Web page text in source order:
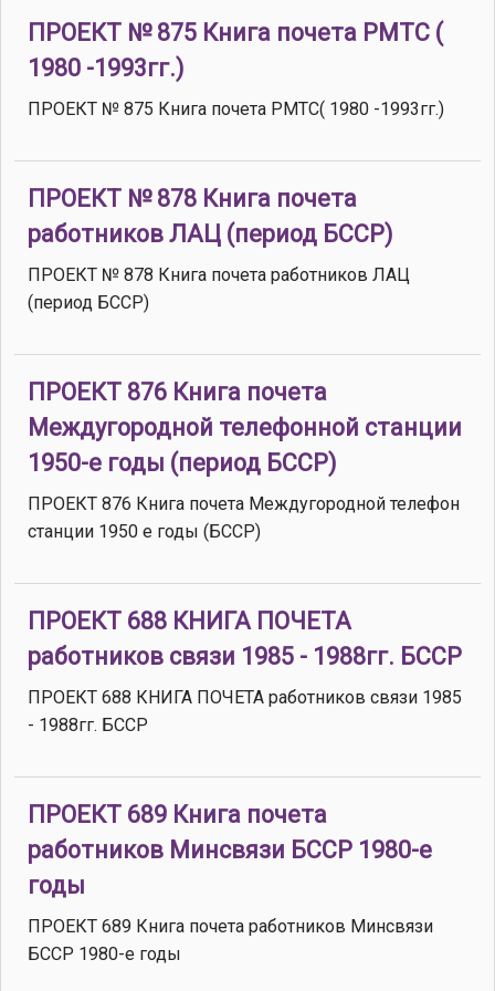
ПРОЕКТ № 875 Книга почета РМТС (
1980 -1993гг.)
ПРОЕКТ № 875 Книга почета РМТС( 1980 -1993гг.)
ПРОЕКТ № 878 Книга почета
работников ЛАЦ (период БССР)
ПРОЕКТ № 878 Книга почета работников ЛАЦ
(период БССР)
ПРОЕКТ 876 Книга почета
Междугородной телефонной станции
1950-е годы (период БССР)
ПРОЕКТ 876 Книга почета Междугородной телефон
станции 1950 е годы (БССР)
ПРОЕКТ 688 КНИГА ПОЧЕТА
работников связи 1985 - 1988гг. БССР
ПРОЕКТ 688 КНИГА ПОЧЕТА работников связи 1985
- 1988гг. БССР
ПРОЕКТ 689 Книга почета
работников Минсвязи БССР 1980-е
годы
ПРОЕКТ 689 Книга почета работников Минсвязи
БССР 1980-е годы